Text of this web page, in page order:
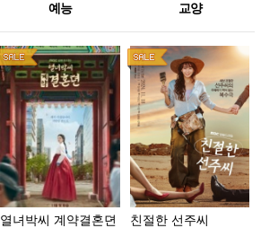
예능 교양
열녀박씨 계약결혼뎐 친절한 선주씨